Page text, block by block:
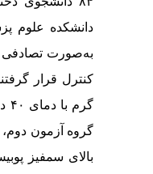
دانشکده علوم
به‌صورت تصادفی
کنترل قرار
گرم با دمای۴۰
گروه آزمون دوم،
بالای سمفیز